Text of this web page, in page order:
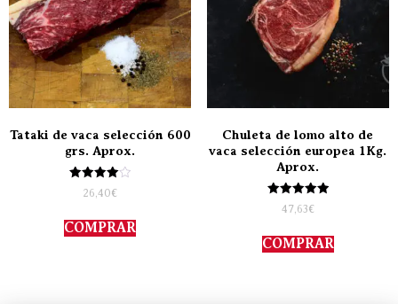
Tataki de vaca selección 600
grs. Aprox.
Valorado
con
de 5
26,40€
COMPRAR
Chuleta de lomo alto de
vaca selección europea 1Kg.
Aprox.
Valorado
con
de 5
47,63€
COMPRAR